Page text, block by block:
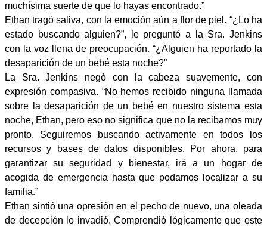
muchísima suerte de que lo hayas encontrado.”
Ethan tragó saliva, con la emoción aún a flor de piel. “¿Lo ha
estado buscando alguien?”, le preguntó a la Sra. Jenkins
con la voz llena de preocupación. “¿Alguien ha reportado la
desaparición de un bebé esta noche?”
La Sra. Jenkins negó con la cabeza suavemente, con
expresión compasiva. “No hemos recibido ninguna llamada
sobre la desaparición de un bebé en nuestro sistema esta
noche, Ethan, pero eso no significa que no la recibamos muy
pronto. Seguiremos buscando activamente en todos los
recursos y bases de datos disponibles. Por ahora, para
garantizar su seguridad y bienestar, irá a un hogar de
acogida de emergencia hasta que podamos localizar a su
familia.”
Ethan sintió una opresión en el pecho de nuevo, una oleada
de decepción lo invadió. Comprendió lógicamente que este